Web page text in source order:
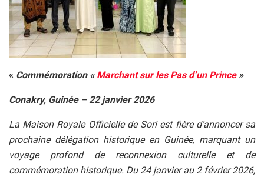
« Commémoration « Marchant sur les Pas d’un Prince»
Conakry, Guinée – 22 janvier 2026
La Maison Royale Officielle de Sori est fière d’annoncer sa
prochaine délégation historique en Guinée, marquant un
voyage profond de reconnexion culturelle et de
commémoration historique. Du 24 janvier au 2 février 2026,